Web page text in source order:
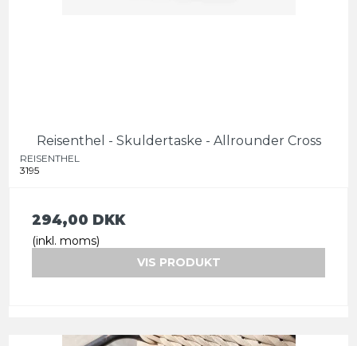
Reisenthel - Skuldertaske - Allrounder Cross
REISENTHEL
3195
294,00 DKK
(inkl. moms)
VIS PRODUKT